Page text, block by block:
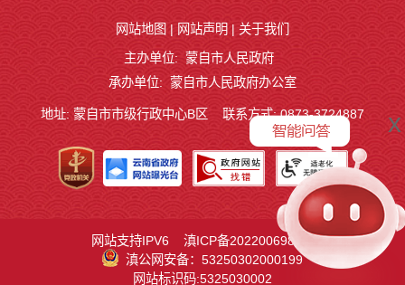
x
网站地图 | 网站声明 | 关于我们
主办单位: 蒙自市人民政府
承办单位: 蒙自市人民政府办公室
地址: 蒙自市市级行政中心B区 联系方式: 0873-3724887
网站支持IPV6
滇ICP备2022006983号
滇公网安备：53250302000199
网站标识码:5325030002